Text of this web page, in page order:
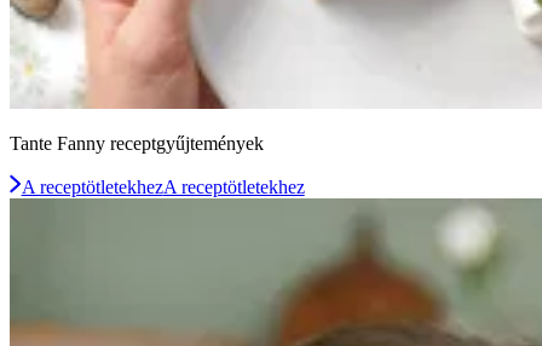
Tante Fanny receptgyűjtemények
A receptötletekhezA receptötletekhez